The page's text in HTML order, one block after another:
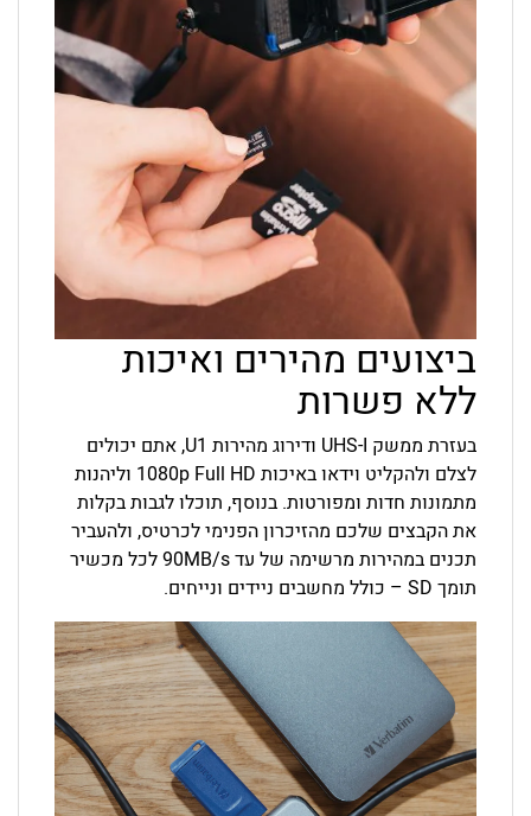
ביצועים מהירים ואיכות
ללא פשרות
בעזרת ממשק UHS-I ודירוג מהירות U1, אתם יכולים
לצלם ולהקליט וידאו באיכות Full HD ‏1080p וליהנות
מתמונות חדות ומפורטות. בנוסף, תוכלו לגבות בקלות
את הקבצים שלכם מהזיכרון הפנימי לכרטיס, ולהעביר
תכנים במהירות מרשימה של עד ‎90MB/s‎ לכל מכשיר
תומך SD – כולל מחשבים ניידים ונייחים.